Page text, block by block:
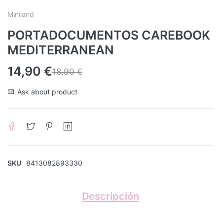
Miniland
PORTADOCUMENTOS CAREBOOK
MEDITERRANEAN
18,90€
14,90 €
Ask about product
SKU 8413082893330
Descripción